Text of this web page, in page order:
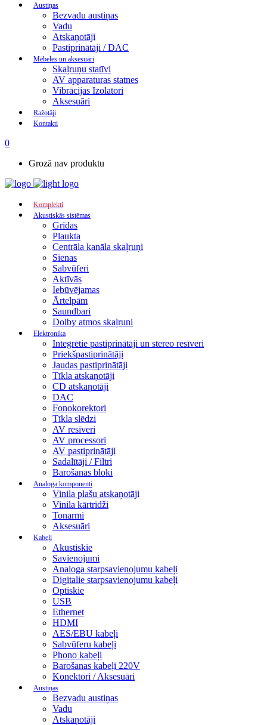
Austiņas
Bezvadu austiņas
Vadu
Atskaņotāji
Pastiprinātāji / DAC
Mēbeles un aksesuāri
Skaļruņu statīvi
AV apparaturas statnes
Vibrācijas Izolatori
Aksesuāri
Ražotāji
Kontakti
0
Grozā nav produktu
Komplekti
Akustiskās sistēmas
Grīdas
Plaukta
Centrāla kanāla skaļruņi
Sienas
Sabvūferi
Aktīvās
Iebūvējamas
Ārtelpām
Saundbari
Dolby atmos skaļruni
Elektronika
Integrētie pastiprinātāji un stereo resīveri
Priekšpastiprinātāji
Jaudas pastiprinātāji
Tīkla atskaņotāji
CD atskaņotāji
DAC
Fonokorektori
Tīkla slēdzi
AV resīveri
AV processori
AV pastiprinātāji
Sadalītāji / Filtri
Barošanas bloki
Analoga komponenti
Vinila plašu atskaņotāji
Vinila kārtridži
Tonarmi
Aksesuāri
Kabeļi
Akustiskie
Savienojumi
Analoga starpsavienojumu kabeļi
Digitalie starpsavienojumu kabeļi
Optiskie
USB
Ethernet
HDMI
AES/EBU kabeļi
Sabvūferu kabeļi
Phono kabeļi
Barošanas kabeļi 220V
Konektori / Aksesuāri
Austiņas
Bezvadu austiņas
Vadu
Atskaņotāji